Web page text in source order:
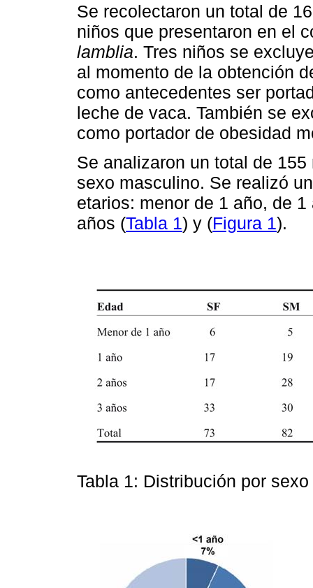
Se recolectaron un total de
niños que presentaron en el
lamblia. Tres niños se
al momento de la obtención
como antecedentes ser
leche de vaca. También se
como portador de obesidad
Se analizaron un total de
sexo masculino. Se realizó
etarios: menor de 1 año, de
años (Tabla 1) y (Figura 1).
Tabla 1: Distribución por